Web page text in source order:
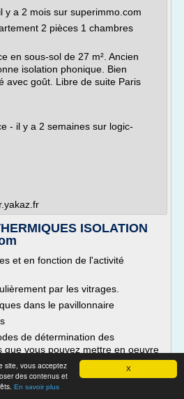
X
site, vous acceptez
des contenus et
En savoir plus
y a 2 mois sur superimmo.com
2 pièces 1 chambres
en sous-sol de 27 m². Ancien
isolation phonique. Bien
avec goût. Libre de suite Paris
- il y a 2 semaines sur logic-
ISOLATION
et en fonction de l'activité
par les vitrages.
dans le pavillonnaire
de détermination des
que vous pouvez mettre en oeuvre
de chauffage:
thermiques...